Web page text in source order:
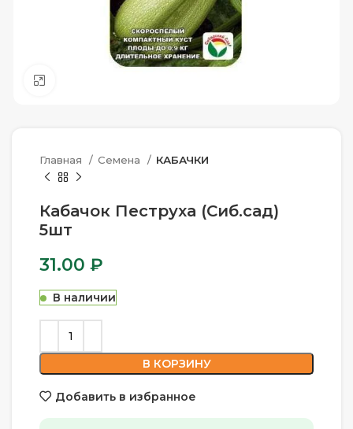
Главная Семена КАБАЧКИ
Кабачок Пеструха (Сиб.сад)
5шт
31.00 ₽
В наличии
В КОРЗИНУ
Добавить в избранное